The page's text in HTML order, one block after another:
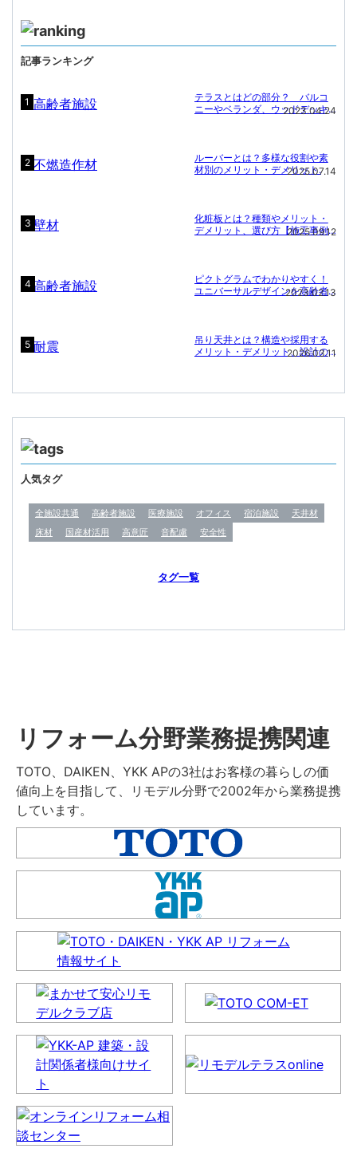
記事ランキング
1
テラスとはどの部分？ バルコ
ニーやベランダ、ウッドデッキ
2023.04.24
2
ルーバーとは？多様な役割や素
材別のメリット・デメリット.
2025.07.14
3
化粧板とは？種類やメリット・
デメリット、選び方【施工事例
2025.09.12
4
ピクトグラムでわかりやすく！
ユニバーサルデザインを高齢者
2023.02.13
5
吊り天井とは？構造や採用する
メリット・デメリット、設計の
2026.03.11
人気タグ
全施設共通 高齢者施設 医療施設 オフィス 宿泊施設
天井材
床材
国産材活用 高意匠 音配慮 安全性
タグ一覧
リフォーム分野業務提携関連
TOTO、DAIKEN、YKK APの3社はお客様の暮らしの価
値向上を目指して、リモデル分野で2002年から業務提携
しています。